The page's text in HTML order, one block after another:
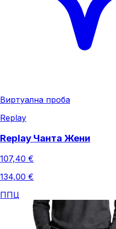
Виртуална проба
Replay
Replay Чанта Жени
107,40 €
134,00 €
ППЦ